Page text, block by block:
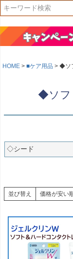
HOME ■ケア用品 ◆ソ
◆ソフ
◇シード
並び替え 価格が安い